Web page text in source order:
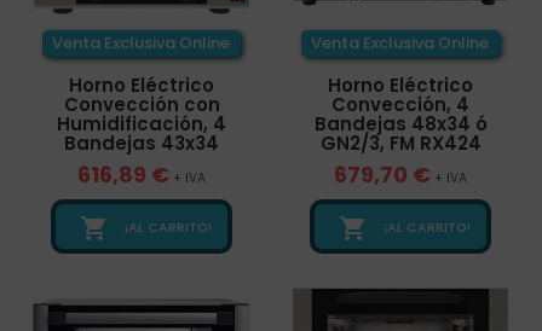
Venta Exclusiva Online
Horno Eléctrico
Convección con
Humidificación, 4
Bandejas 43x34
616,89 € + IVA
 ¡AL CARRITO!
Venta Exclusiva Online
Horno Eléctrico
Convección, 4
Bandejas 48x34 ó
GN2/3, FM RX424
679,70 € + IVA
 ¡AL CARRITO!